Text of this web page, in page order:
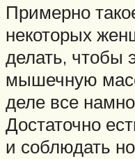
Примерно
некоторых
делать, чтобы
мышечную
деле все
Достаточно
и соблюдать